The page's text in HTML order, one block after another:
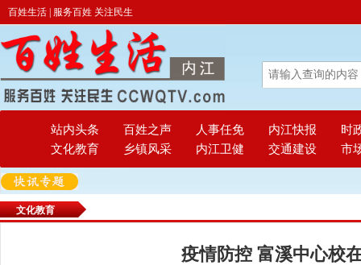
百姓生活 | 服务百姓 关注民生
站内头条 百姓之声 人事任免 内江快报
时
文化教育
乡镇风采 内江卫健 交通建设 市
文化教育
疫情防控 富溪中心校